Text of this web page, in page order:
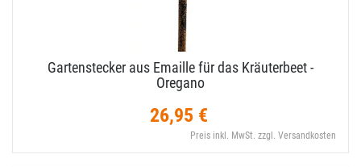
Gartenstecker aus Emaille für das Kräuterbeet -
Oregano
26,95 €
Preis inkl. MwSt. zzgl. Versandkosten